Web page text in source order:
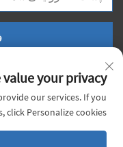
value your privacy
our services. If you
Personalize cookies.